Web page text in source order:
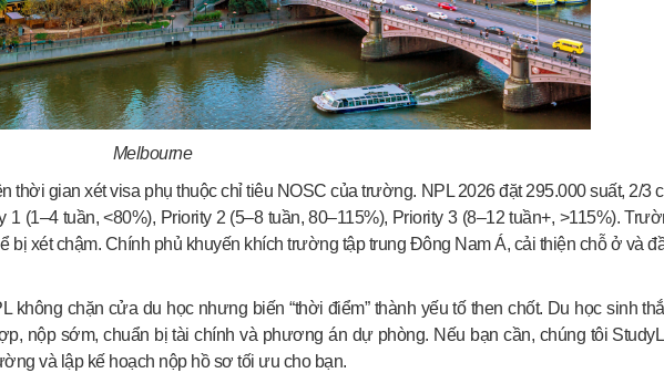
Melbourne
thời gian xét visa phụ thuộc chỉ tiêu NOSC của trường. NPL 2026 đặt 295.000 suất, 2/3
1 (1–4 tuần, <80%), Priority 2 (5–8 tuần, 80–115%), Priority 3 (8–12 tuần+, >115%).
bị xét chậm. Chính phủ khuyến khích trường tập trung Đông Nam Á, cải thiện chỗ ở và
không chặn cửa du học nhưng biến “thời điểm” thành yếu tố then chốt. Du học sinh
nộp sớm, chuẩn bị tài chính và phương án dự phòng. Nếu bạn cần, chúng tôi
và lập kế hoạch nộp hồ sơ tối ưu cho bạn.